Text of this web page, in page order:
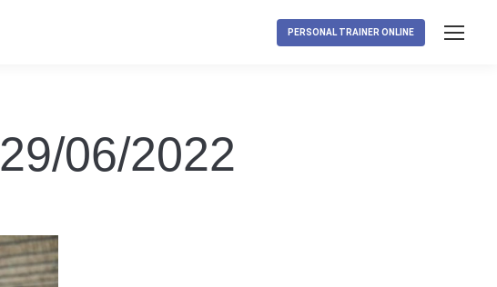
PERSONAL TRAINER ONLINE
29/06/2022